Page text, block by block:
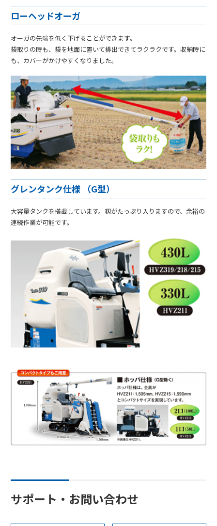
ローヘッドオーガ
オーガの先端を低く下げることができます。
袋取りの時も、袋を地面に置いて排出できてラクラクです。収納時に
も、カバーがかけやすくなりました。
グレンタンク仕様 （G型）
大容量タンクを搭載しています。籾がたっぷり入りますので、余裕の
連続作業が可能です。
サポート・お問い合わせ